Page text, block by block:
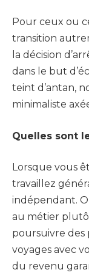
Pour ceux ou
transition
la décision
dans le but
teint d’antan,
minimaliste
Quelles sont
Lorsque vous
travaillez
indépendant.
au métier
poursuivre des
voyages avec
du revenu